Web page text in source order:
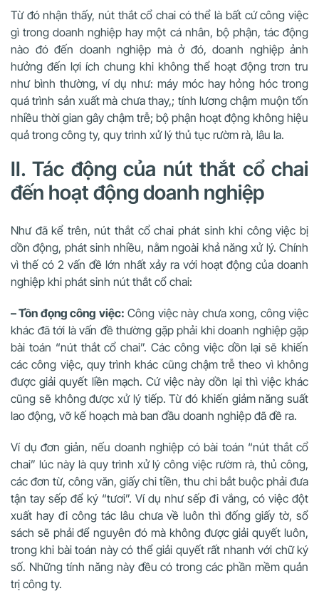
Từ đó nhận thấy, nút thắt cổ chai có thể là bất cứ công việc
gì trong doanh nghiệp hay một cá nhân, bộ phận, tác động
nào đó đến doanh nghiệp mà ở đó, doanh nghiệp ảnh
hưởng đến lợi ích chung khi không thể hoạt động trơn tru
như bình thường, ví dụ như: máy móc hay hỏng hóc trong
quá trình sản xuất mà chưa thay,; tính lương chậm muộn tốn
nhiều thời gian gây chậm trễ; bộ phận hoạt động không hiệu
quả trong công ty, quy trình xử lý thủ tục rườm rà, lâu la.
II. Tác động của nút thắt cổ chai
đến hoạt động doanh nghiệp
Như đã kể trên, nút thắt cổ chai phát sinh khi công việc bị
dồn động, phát sinh nhiều, nằm ngoài khả năng xử lý. Chính
vì thế có 2 vấn đề lớn nhất xảy ra với hoạt động của doanh
nghiệp khi phát sinh nút thắt cổ chai:
– Tồn đọng công việc: Công việc này chưa xong, công việc
khác đã tới là vấn đề thường gặp phải khi doanh nghiệp gặp
bài toán “nút thắt cổ chai”. Các công việc dồn lại sẽ khiến
các công việc, quy trình khác cũng chậm trễ theo vì không
được giải quyết liền mạch. Cứ việc này dồn lại thì việc khác
cũng sẽ không được xử lý tiếp. Từ đó khiến giảm năng suất
lao động, vỡ kế hoạch mà ban đầu doanh nghiệp đã đề ra.
Ví dụ đơn giản, nếu doanh nghiệp có bài toán “nút thắt cổ
chai” lúc này là quy trình xử lý công việc rườm rà, thủ công,
các đơn từ, công văn, giấy chi tiền, thu chi bắt buộc phải đưa
tận tay sếp để ký “tươi”. Ví dụ như sếp đi vắng, có việc đột
xuất hay đi công tác lâu chưa về luôn thì đống giấy tờ, sổ
sách sẽ phải để nguyên đó mà không được giải quyết luôn,
trong khi bài toán này có thể giải quyết rất nhanh với chữ ký
số. Những tính năng này đều có trong cácphần mềm quản
trị công ty.